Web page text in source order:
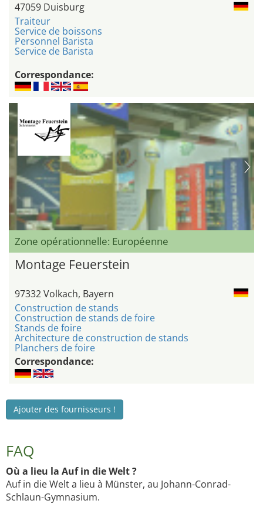
47059 Duisburg
Traiteur
Service de boissons
Personnel Barista
Service de Barista
Correspondance:
Zone opérationnelle: Européenne
Montage Feuerstein
97332 Volkach, Bayern
Construction de stands
Construction de stands de foire
Stands de foire
Architecture de construction de stands
Planchers de foire
Correspondance:
Ajouter des fournisseurs !
FAQ
Où a lieu la Auf in die Welt ?
Auf in die Welt a lieu à Münster, au Johann-Conrad-
Schlaun-Gymnasium.